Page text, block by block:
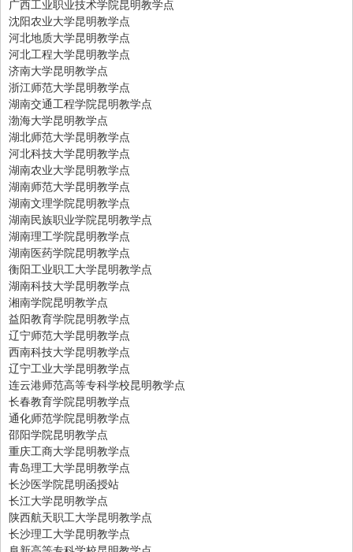
广西工业职业技术学院昆明教学点
沈阳农业大学昆明教学点
河北地质大学昆明教学点
河北工程大学昆明教学点
济南大学昆明教学点
浙江师范大学昆明教学点
湖南交通工程学院昆明教学点
渤海大学昆明教学点
湖北师范大学昆明教学点
河北科技大学昆明教学点
湖南农业大学昆明教学点
湖南师范大学昆明教学点
湖南文理学院昆明教学点
湖南民族职业学院昆明教学点
湖南理工学院昆明教学点
湖南医药学院昆明教学点
衡阳工业职工大学昆明教学点
湖南科技大学昆明教学点
湘南学院昆明教学点
益阳教育学院昆明教学点
辽宁师范大学昆明教学点
西南科技大学昆明教学点
辽宁工业大学昆明教学点
连云港师范高等专科学校昆明教学点
长春教育学院昆明教学点
通化师范学院昆明教学点
邵阳学院昆明教学点
重庆工商大学昆明教学点
青岛理工大学昆明教学点
长沙医学院昆明函授站
长江大学昆明教学点
陕西航天职工大学昆明教学点
长沙理工大学昆明教学点